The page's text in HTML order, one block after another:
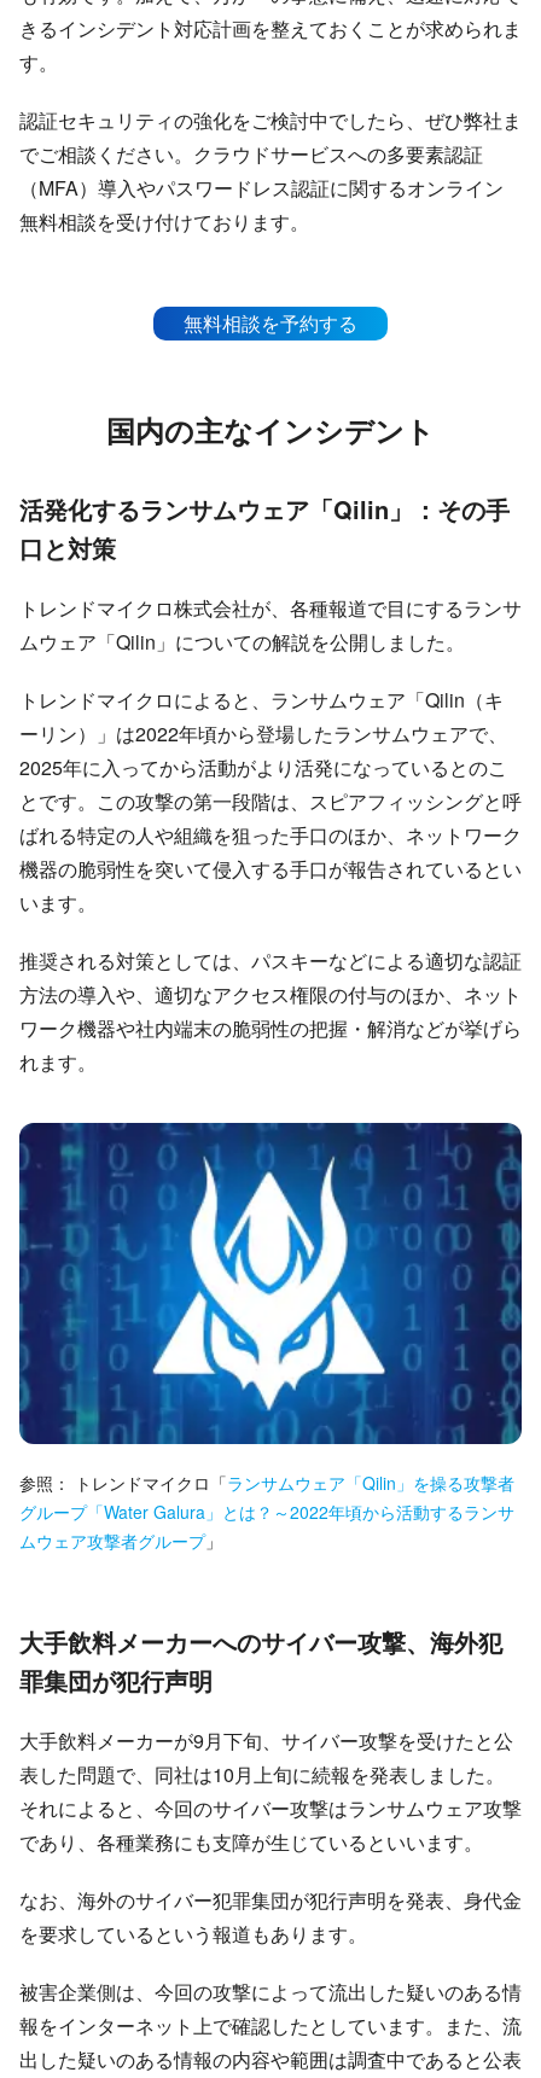
きるインシデント対応計画を整えておくことが求められま
す。
認証セキュリティの強化をご検討中でしたら、ぜひ弊社ま
でご相談ください。クラウドサービスへの多要素認証
（MFA）導入やパスワードレス認証に関するオンライン
無料相談を受け付けております。
無料相談を予約する
国内の主なインシデント
活発化するランサムウェア「Qilin」：その手
口と対策
トレンドマイクロ株式会社が、各種報道で目にするランサ
ムウェア「Qilin」についての解説を公開しました。
トレンドマイクロによると、ランサムウェア「Qilin（キ
ーリン）」は2022年頃から登場したランサムウェアで、
2025年に入ってから活動がより活発になっているとのこ
とです。この攻撃の第一段階は、スピアフィッシングと呼
ばれる特定の人や組織を狙った手口のほか、ネットワーク
機器の脆弱性を突いて侵入する手口が報告されているとい
います。
推奨される対策としては、パスキーなどによる適切な認証
方法の導入や、適切なアクセス権限の付与のほか、ネット
ワーク機器や社内端末の脆弱性の把握・解消などが挙げら
れます。
参照： トレンドマイクロ 「ランサムウェア「Qilin」を操る攻撃者
グループ「Water Galura」とは？～2022年頃から活動するランサ
ムウェア攻撃者グループ」
大手飲料メーカーへのサイバー攻撃、海外犯
罪集団が犯行声明
大手飲料メーカーが9月下旬、サイバー攻撃を受けたと公
表した問題で、同社は10月上旬に続報を発表しました。
それによると、今回のサイバー攻撃はランサムウェア攻撃
であり、各種業務にも支障が生じているといいます。
なお、海外のサイバー犯罪集団が犯行声明を発表、身代金
を要求しているという報道もあります。
被害企業側は、今回の攻撃によって流出した疑いのある情
報をインターネット上で確認したとしています。また、流
出した疑いのある情報の内容や範囲は調査中であると公表